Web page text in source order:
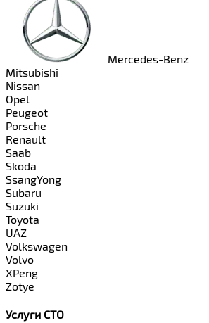
Mercedes-Benz
Mitsubishi
Nissan
Opel
Peugeot
Porsche
Renault
Saab
Skoda
SsangYong
Subaru
Suzuki
Toyota
UAZ
Volkswagen
Volvo
XPeng
Zotye
Услуги СТО